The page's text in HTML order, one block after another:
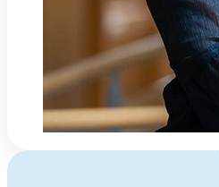
Har du spørsmål om